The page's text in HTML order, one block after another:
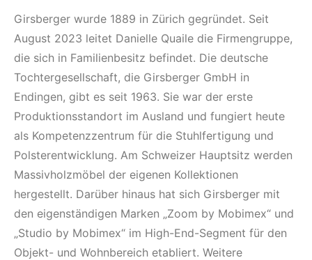
Girsberger wurde 1889 in Zürich gegründet. Seit
August 2023 leitet Danielle Quaile die Firmengruppe,
die sich in Familienbesitz befindet. Die deutsche
Tochtergesellschaft, die Girsberger GmbH in
Endingen, gibt es seit 1963. Sie war der erste
Produktionsstandort im Ausland und fungiert heute
als Kompetenzzentrum für die Stuhlfertigung und
Polsterentwicklung. Am Schweizer Hauptsitz werden
Massivholzmöbel der eigenen Kollektionen
hergestellt. Darüber hinaus hat sich Girsberger mit
den eigenständigen Marken „Zoom by Mobimex“ und
„Studio by Mobimex“ im High-End-Segment für den
Objekt- und Wohnbereich etabliert. Weitere